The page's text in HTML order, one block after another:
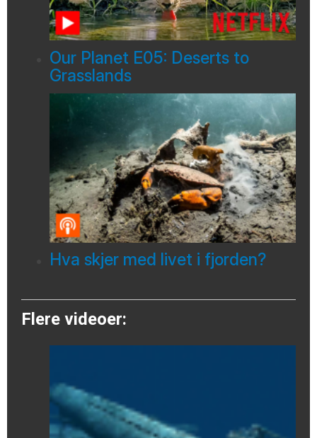
Our Planet E05: Deserts to
Grasslands
Hva skjer med livet i fjorden?
Flere videoer: